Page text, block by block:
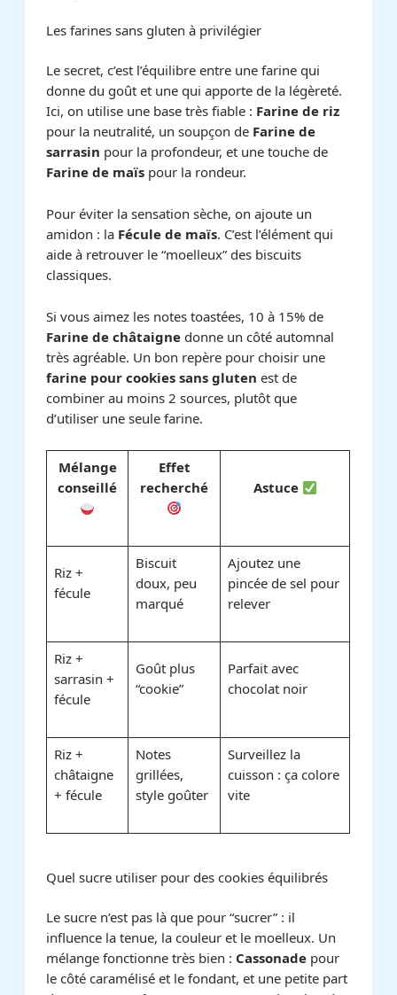
Les farines sans gluten à privilégier
Le secret, c’est l’équilibre entre une farine qui
donne du goût et une qui apporte de la légèreté.
Ici, on utilise une base très fiable : Farine de riz
pour la neutralité, un soupçon de Farine de
sarrasin pour la profondeur, et une touche de
Farine de maïs pour la rondeur.
Pour éviter la sensation sèche, on ajoute un
amidon : la Fécule de maïs. C’est l’élément qui
aide à retrouver le “moelleux” des biscuits
classiques.
Si vous aimez les notes toastées, 10 à 15% de
Farine de châtaigne donne un côté automnal
très agréable. Un bon repère pour choisir une
farine pour cookies sans gluten est de
combiner au moins 2 sources, plutôt que
d’utiliser une seule farine.
Mélange
conseillé
Effet
recherché
Astuce
Riz +
fécule
Biscuit
doux, peu
marqué
Ajoutez une
pincée de sel pour
relever
Riz +
sarrasin +
fécule
Goût plus
“cookie”
Parfait avec
chocolat noir
Riz +
châtaigne
+ fécule
Notes
grillées,
style goûter
Surveillez la
cuisson : ça colore
vite
Quel sucre utiliser pour des cookies équilibrés
Le sucre n’est pas là que pour “sucrer” : il
influence la tenue, la couleur et le moelleux. Un
mélange fonctionne très bien : Cassonade pour
le côté caramélisé et le fondant, et une petite part